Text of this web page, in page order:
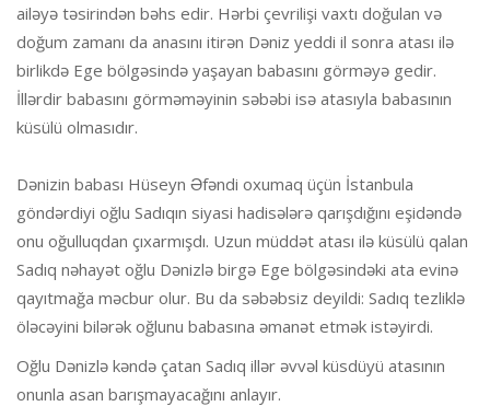
ailəyə təsirindən bəhs edir. Hərbi çevrilişi vaxtı doğulan və
doğum zamanı da anasını itirən Dəniz yeddi il sonra atası ilə
birlikdə Ege bölgəsində yaşayan babasını görməyə gedir.
İllərdir babasını görməməyinin səbəbi isə atasıyla babasının
küsülü olmasıdır.
Dənizin babası Hüseyn Əfəndi oxumaq üçün İstanbula
göndərdiyi oğlu Sadıqın siyasi hadisələrə qarışdığını eşidəndə
onu oğulluqdan çıxarmışdı. Uzun müddət atası ilə küsülü qalan
Sadıq nəhayət oğlu Dənizlə birgə Ege bölgəsindəki ata evinə
qayıtmağa məcbur olur. Bu da səbəbsiz deyildi: Sadıq tezliklə
öləcəyini bilərək oğlunu babasına əmanət etmək istəyirdi.
Oğlu Dənizlə kəndə çatan Sadıq illər əvvəl küsdüyü atasının
onunla asan barışmayacağını anlayır.